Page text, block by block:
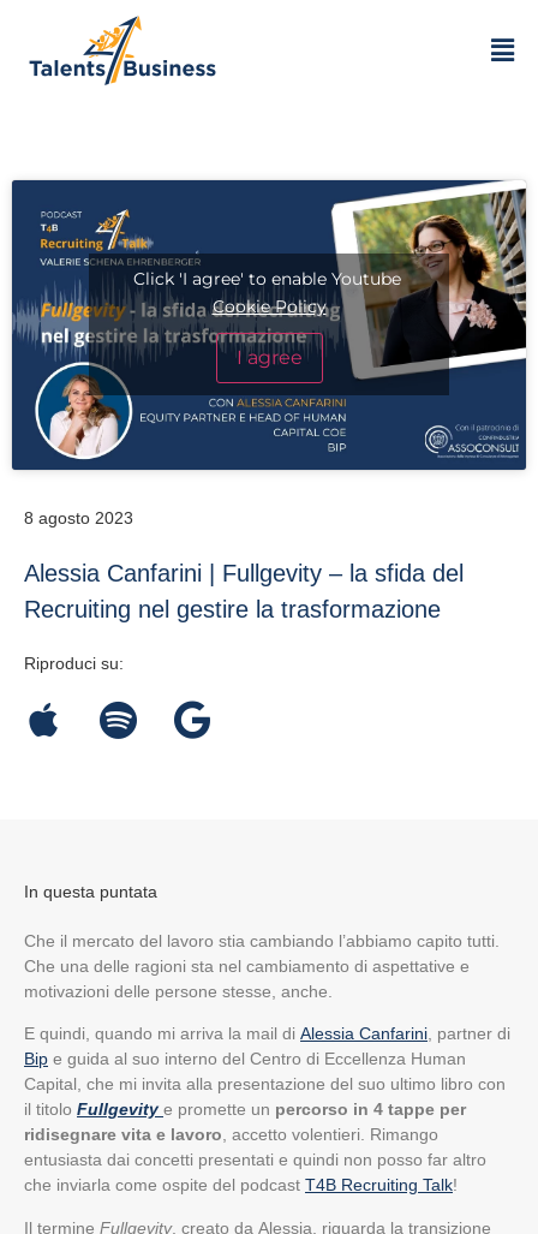
Click 'I agree' to enable Youtube
Cookie Policy
I agree
8 agosto 2023
Alessia Canfarini | Fullgevity – la sfida del
Recruiting nel gestire la trasformazione
Riproduci su:
In questa puntata
Che il mercato del lavoro stia cambiando l’abbiamo capito tutti.
Che una delle ragioni sta nel cambiamento di aspettative e
motivazioni delle persone stesse, anche.
E quindi, quando mi arriva la mail di Alessia Canfarini , partner di
Bip e guida al suo interno del Centro di Eccellenza Human
Capital, che mi invita alla presentazione del suo ultimo libro con
il titolo Fullgevity e promette un percorso in 4 tappe per
ridisegnare vita e lavoro , accetto volentieri. Rimango
entusiasta dai concetti presentati e quindi non posso far altro
che inviarla come ospite del podcast T4B Recruiting Talk!
Il termine Fullgevity, creato da Alessia, riguarda la transizione